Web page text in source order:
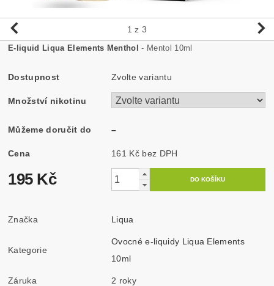
1 z 3
E-liquid Liqua Elements Menthol - Mentol 10ml
Dostupnost Zvolte variantu
Množství nikotinu
Můžeme doručit do –
Cena 161 Kč bez DPH
195 Kč
Značka Liqua
Kategorie
Ovocné e-liquidy Liqua Elements
10ml
Záruka 2 roky